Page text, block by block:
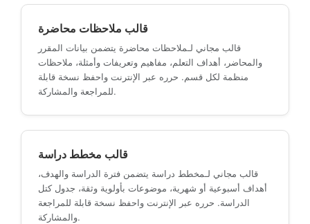
قالب ملاحظات محاضرة
قالب مجاني لـملاحظات محاضرة يتضمن بيانات المقرر
والمحاضر، أهداف التعلم، مفاهيم وتعريفات وأمثلة، ملاحظات
منظمة لكل قسم. حرره عبر الإنترنت واحفظ نسخة قابلة
للمراجعة والمشاركة.
قالب مخطط دراسة
قالب مجاني لـمخطط دراسة يتضمن فترة الدراسة والهدف،
أهداف أسبوعية أو شهرية، موضوعات بأولوية وثقة، جدول كتل
الدراسة. حرره عبر الإنترنت واحفظ نسخة قابلة للمراجعة
والمشاركة.